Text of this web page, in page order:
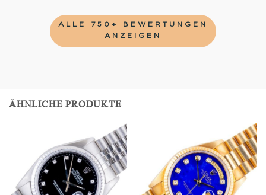
ALLE 750+ BEWERTUNGEN
ANZEIGEN
ÄHNLICHE PRODUKTE
Add to
wishlist
Add to
wishlist